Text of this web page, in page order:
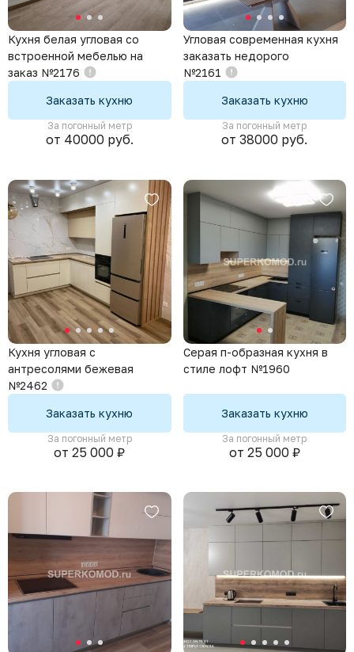
Кухня белая угловая со
встроенной мебелью на
заказ №2176
Заказать кухню
За погонный метр
от 40000 руб.
Угловая современная кухня
заказать недорого
№2161
Заказать кухню
За погонный метр
от 38000 руб.
Кухня угловая с
антресолями бежевая
№2462
Заказать кухню
За погонный метр
от 25 000 ₽
Серая п-образная кухня в
стиле лофт №1960
Заказать кухню
За погонный метр
от 25 000 ₽